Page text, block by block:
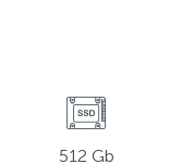
512 Gb